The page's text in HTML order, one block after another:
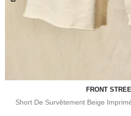
FRONT
Short De Survêtement Beige